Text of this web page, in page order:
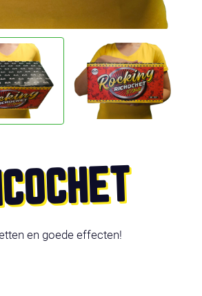
en goede effecten!